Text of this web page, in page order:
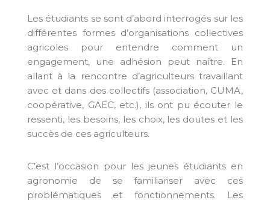
Les étudiants se sont d’abord interrogés sur les
différentes formes d’organisations collectives
agricoles pour entendre comment un
engagement, une adhésion peut naître. En
allant à la rencontre d’agriculteurs travaillant
avec et dans des collectifs (association, CUMA,
coopérative, GAEC, etc.), ils ont pu écouter le
ressenti, les besoins, les choix, les doutes et les
succès de ces agriculteurs.
C’est l’occasion pour les jeunes étudiants en
agronomie de se familiariser avec ces
problématiques et fonctionnements. Les